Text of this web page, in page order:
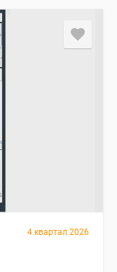
4 квартал 2026